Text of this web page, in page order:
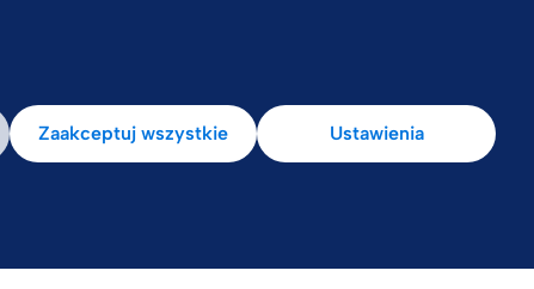
Dla pacjenta
Zaakceptuj wszystkie Ustawienia